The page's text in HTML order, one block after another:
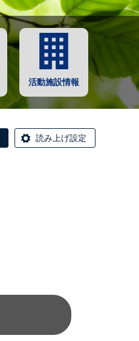
活動施設情報
読み上げ設定